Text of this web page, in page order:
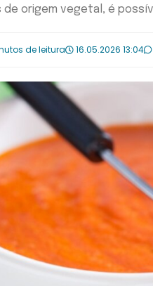
de origem vegetal, é
de leitura 16.05.2026 13:04